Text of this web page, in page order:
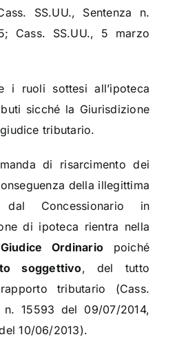
SS.UU., Sentenza n.
Cass. SS.UU., 5 marzo
i ruoli sottesi all’ipoteca
sicché la Giurisdizione
tributario.
di risarcimento dei
della illegittima
Concessionario in
di ipoteca rientra nella
Giudice Ordinario poiché
soggettivo, del tutto
tributario (Cass.
n. 15593 del 09/07/2014,
10/06/2013).